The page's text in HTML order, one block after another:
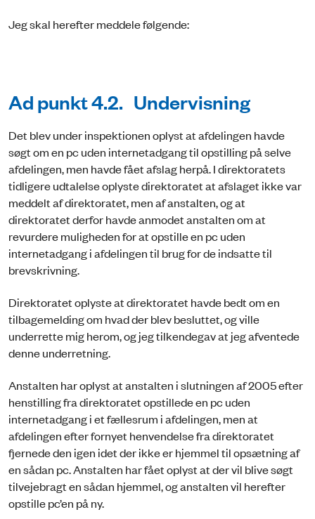
Jeg skal herefter meddele følgende:
Ad punkt 4.2. Undervisning
Det blev under inspektionen oplyst at afdelingen havde
søgt om en pc uden internetadgang til opstilling på selve
afdelingen, men havde fået afslag herpå. I direktoratets
tidligere udtalelse oplyste direktoratet at afslaget ikke var
meddelt af direktoratet, men af anstalten, og at
direktoratet derfor havde anmodet anstalten om at
revurdere muligheden for at opstille en pc uden
internetadgang i afdelingen til brug for de indsatte til
brevskrivning.
Direktoratet oplyste at direktoratet havde bedt om en
tilbagemelding om hvad der blev besluttet, og ville
underrette mig herom, og jeg tilkendegav at jeg afventede
denne underretning.
Anstalten har oplyst at anstalten i slutningen af 2005 efter
henstilling fra direktoratet opstillede en pc uden
internetadgang i et fællesrum i afdelingen, men at
afdelingen efter fornyet henvendelse fra direktoratet
fjernede den igen idet der ikke er hjemmel til opsætning af
en sådan pc. Anstalten har fået oplyst at der vil blive søgt
tilvejebragt en sådan hjemmel, og anstalten vil herefter
opstille pc’en på ny.